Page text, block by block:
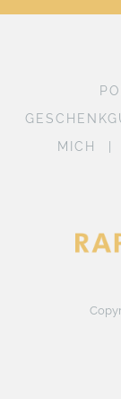
MICH